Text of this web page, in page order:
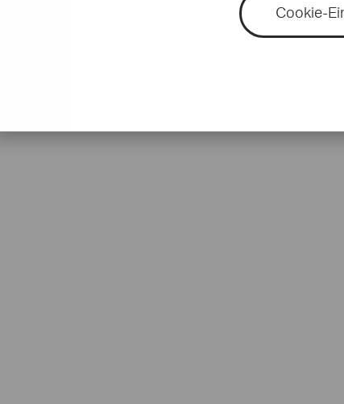
Cookie-